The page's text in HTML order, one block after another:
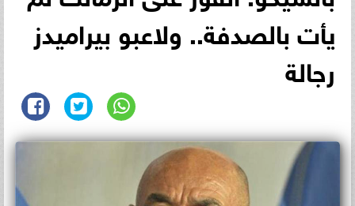
يأت بالصدفة.. ولاعبو بيراميدز
رجالة